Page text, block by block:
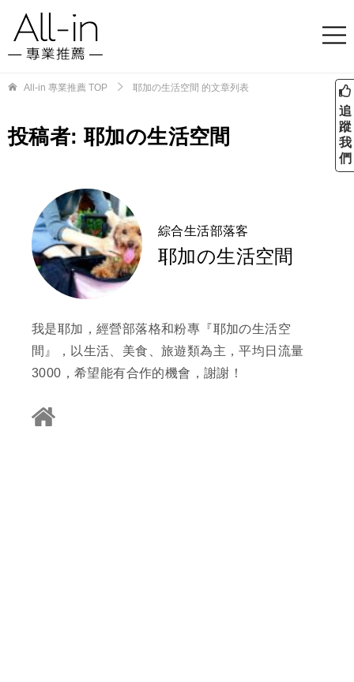
All-in 專業推薦 TOP 耶加の生活空間 的文章列表
投稿者:耶加の生活空間
綜合生活部落客
耶加の生活空間
我是耶加，經營部落格和粉專『耶加の生活空
間』，以生活、美食、旅遊類為主，平均日流量
3000，希望能有合作的機會，謝謝！
追
蹤
我
們